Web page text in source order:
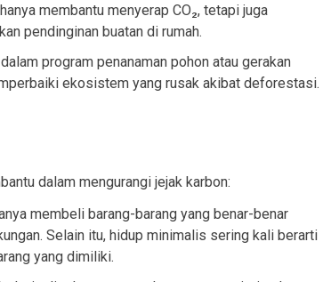
membantu menyerap CO₂, tetapi juga
pendinginan buatan di rumah.
program penanaman pohon atau gerakan
ekosistem yang rusak akibat deforestasi.
dalam mengurangi jejak karbon:
membeli barang-barang yang benar-benar
Selain itu, hidup minimalis sering kali berarti
yang dimiliki.